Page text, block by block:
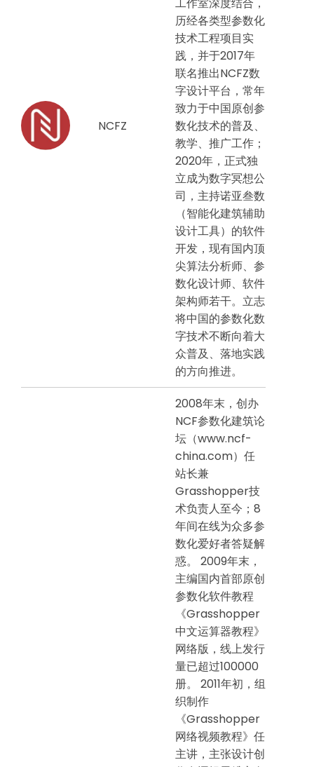
NCFZ
历经各类型参数化
技术工程项目实
践，并于2017年
联名推出NCFZ数
字设计平台，常年
致力于中国原创参
数化技术的普及、
教学、推广工作；
2020年，正式独
立成为数字冥想公
司，主持诺亚叁数
（智能化建筑辅助
设计工具）的软件
开发，现有国内顶
尖算法分析师、参
数化设计师、软件
架构师若干。立志
将中国的参数化数
字技术不断向着大
众普及、落地实践
的方向推进。
2008年末，创办
NCF参数化建筑论
坛（www.ncf-
china.com）任
站长兼
Grasshopper技
术负责人至今；8
年间在线为众多参
数化爱好者答疑解
惑。 2009年末，
主编国内首部原创
参数化软件教程
《Grasshopper
中文运算器教程》
网络版，线上发行
量已超过100000
册。 2011年初，组
织制作
《Grasshopper
网络视频教程》任
主讲，主张设计创